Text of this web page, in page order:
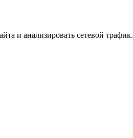
и анализировать сетевой трафик.